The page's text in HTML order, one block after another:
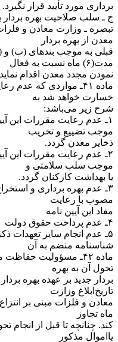
برداری مورد تأیید قرار نگیرد.
ج ـ سلب صلاحیت بهره بردار
‌تبصره ـ وزارت معادن و
معدن از بهره بردار
قبلی به موجب بندهای (ب)
مدت(۶) ماه نسبت به فعال
نمودن مجدد معدن اقدام
‌ماده ۴۱ـ مواردی که
خسارت خواهد شد به
شرح زیر می‌باشد:
۱ـ عدم رعایت مقررات این
موجب تضییع و تخریب
ذخایر معدن گردد.
۲ـ عدم رعایت مقررات این
موجب سلب سلامتی و
یا بهداشت کارکنان گردد.
۳ـ عدم بهره برداری و
مصوب با رعایت
مفاد این آیین نامه
۴ـ عدم پرداخت حقوق دولت
۵ـ عدم انجام سایر تعهدات
شناسنامه منضم به آن
‌ماده ۴۲ـ مسؤولیت
تحول آن به بهره
بردار جدید بر عهده بهره
تاریخ‌ابلاغ وزارت
ماه تجاوز
کند. چنانچه تا قبل از انجام
یا‌اموال مذکور